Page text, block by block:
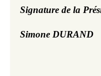
Signature de la
Simone DURAND